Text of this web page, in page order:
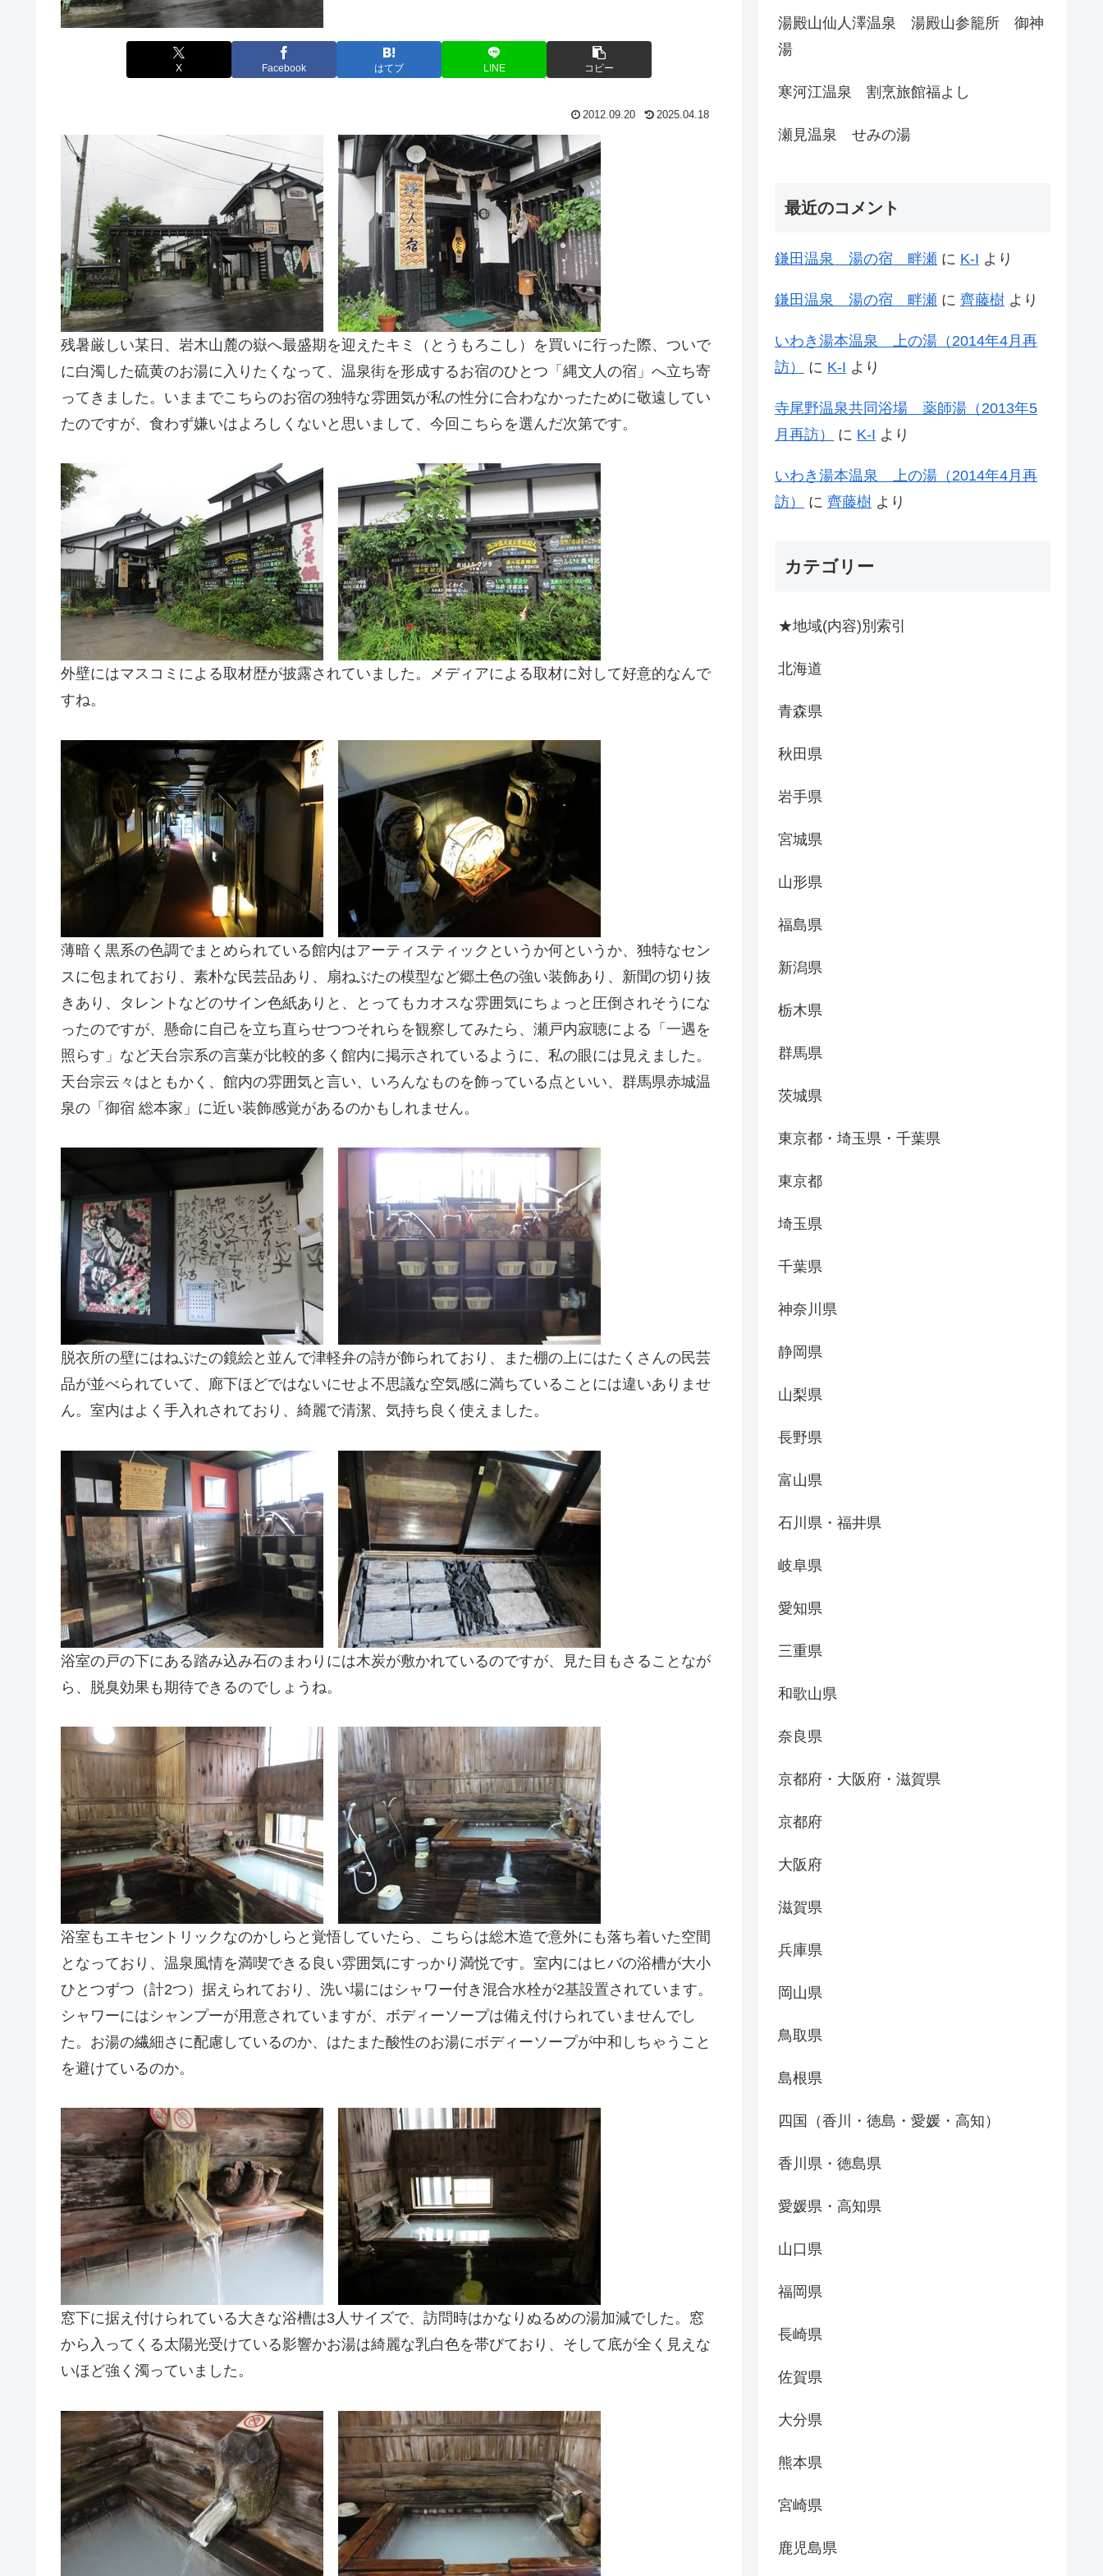
X Facebook はてブ LINE コピー
2012.09.20 2025.04.18
残暑厳しい某日、岩木山麓の嶽へ最盛期を迎えたキミ（とうもろこし）を買いに行った際、ついで
に白濁した硫黄のお湯に入りたくなって、温泉街を形成するお宿のひとつ「縄文人の宿」へ立ち寄
ってきました。いままでこちらのお宿の独特な雰囲気が私の性分に合わなかったために敬遠してい
たのですが、食わず嫌いはよろしくないと思いまして、今回こちらを選んだ次第です。
外壁にはマスコミによる取材歴が披露されていました。メディアによる取材に対して好意的なんで
すね。
薄暗く黒系の色調でまとめられている館内はアーティスティックというか何というか、独特なセン
スに包まれており、素朴な民芸品あり、扇ねぶたの模型など郷土色の強い装飾あり、新聞の切り抜
きあり、タレントなどのサイン色紙ありと、とってもカオスな雰囲気にちょっと圧倒されそうにな
ったのですが、懸命に自己を立ち直らせつつそれらを観察してみたら、瀬戸内寂聴による「一遇を
照らす」など天台宗系の言葉が比較的多く館内に掲示されているように、私の眼には見えました。
天台宗云々はともかく、館内の雰囲気と言い、いろんなものを飾っている点といい、群馬県赤城温
泉の「御宿 総本家」に近い装飾感覚があるのかもしれません。
脱衣所の壁にはねぷたの鏡絵と並んで津軽弁の詩が飾られており、また棚の上にはたくさんの民芸
品が並べられていて、廊下ほどではないにせよ不思議な空気感に満ちていることには違いありませ
ん。室内はよく手入れされており、綺麗で清潔、気持ち良く使えました。
浴室の戸の下にある踏み込み石のまわりには木炭が敷かれているのですが、見た目もさることなが
ら、脱臭効果も期待できるのでしょうね。
浴室もエキセントリックなのかしらと覚悟していたら、こちらは総木造で意外にも落ち着いた空間
となっており、温泉風情を満喫できる良い雰囲気にすっかり満悦です。室内にはヒバの浴槽が大小
ひとつずつ（計2つ）据えられており、洗い場にはシャワー付き混合水栓が2基設置されています。
シャワーにはシャンプーが用意されていますが、ボディーソープは備え付けられていませんでし
た。お湯の繊細さに配慮しているのか、はたまた酸性のお湯にボディーソープが中和しちゃうこと
を避けているのか。
窓下に据え付けられている大きな浴槽は3人サイズで、訪問時はかなりぬるめの湯加減でした。窓
から入ってくる太陽光受けている影響かお湯は綺麗な乳白色を帯びており、そして底が全く見えな
いほど強く濁っていました。
湯殿山仙人澤温泉 湯殿山参籠所 御神
湯
寒河江温泉 割烹旅館福よし
瀬見温泉 せみの湯
最近のコメント
鎌田温泉 湯の宿 畔瀬 に K-I より
鎌田温泉 湯の宿 畔瀬 に 齊藤樹 より
いわき湯本温泉 上の湯（2014年4月再
訪）
に K-I より
寺尾野温泉共同浴場 薬師湯（2013年5
月再訪）
に K-I より
いわき湯本温泉 上の湯（2014年4月再
訪）
に 齊藤樹 より
カテゴリー
★地域(内容)別索引
北海道
青森県
秋田県
岩手県
宮城県
山形県
福島県
新潟県
栃木県
群馬県
茨城県
東京都・埼玉県・千葉県
東京都
埼玉県
千葉県
神奈川県
静岡県
山梨県
長野県
富山県
石川県・福井県
岐阜県
愛知県
三重県
和歌山県
奈良県
京都府・大阪府・滋賀県
京都府
大阪府
滋賀県
兵庫県
岡山県
鳥取県
島根県
四国（香川・徳島・愛媛・高知）
香川県・徳島県
愛媛県・高知県
山口県
福岡県
長崎県
佐賀県
大分県
熊本県
宮崎県
鹿児島県